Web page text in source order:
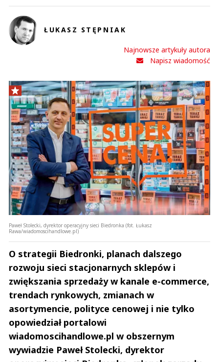
ŁUKASZ STĘPNIAK
Najnowsze artykuły autora
Napisz wiadomość
Paweł Stolecki, dyrektor operacyjny sieci Biedronka (fot. Łukasz
Rawa/wiadomoscihandlowe.pl)
O strategii Biedronki, planach dalszego
rozwoju sieci stacjonarnych sklepów i
zwiększania sprzedaży w kanale e-commerce,
trendach rynkowych, zmianach w
asortymencie, polityce cenowej i nie tylko
opowiedział portalowi
wiadomoscihandlowe.pl w obszernym
wywiadzie Paweł Stolecki, dyrektor